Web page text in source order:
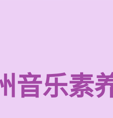
音乐素